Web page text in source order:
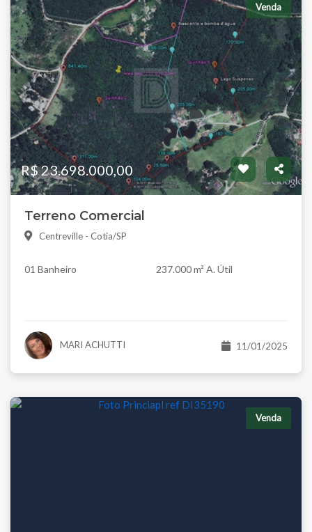
Venda
R$ 23.698.000,00
Terreno Comercial
Centreville - Cotia/SP
01 Banheiro 237.000 m² A. Útil
MARI ACHUTTI 11/01/2025
Venda